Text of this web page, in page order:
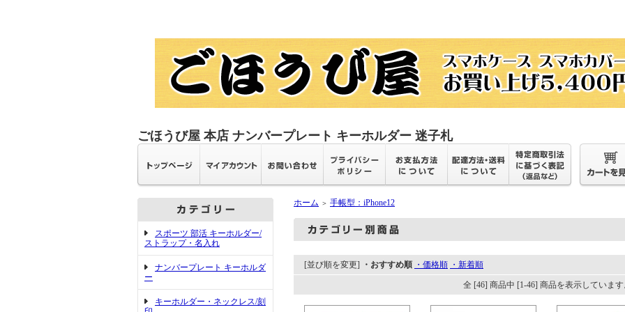
ごほうび屋 本店 ナンバープレート キーホルダー 迷子札
スポーツ 部活 キーホルダー/
ストラップ・名入れ
ナンバープレート キーホルダ
ー
キーホルダー・ネックレス/刻
ホーム ＞ 手帳型：iPhone12
[並び順を変更] ・おすすめ順 ・価格順 ・新着順
全 [46] 商品中 [1-46] 商品を表示しています